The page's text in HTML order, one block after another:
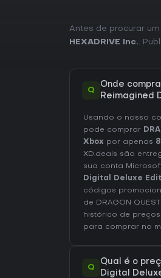
Antes de procurar um
HEXADRIVE Inc..
Q
Onde
Reimagined
Usando o nosso
pode comprar
Xbox por apenas
XD.deals são
sua conta
Digital Deluxe
códigos
de DRAGON
histórico de preços
para comprar no
Q
Qual é o
Digital